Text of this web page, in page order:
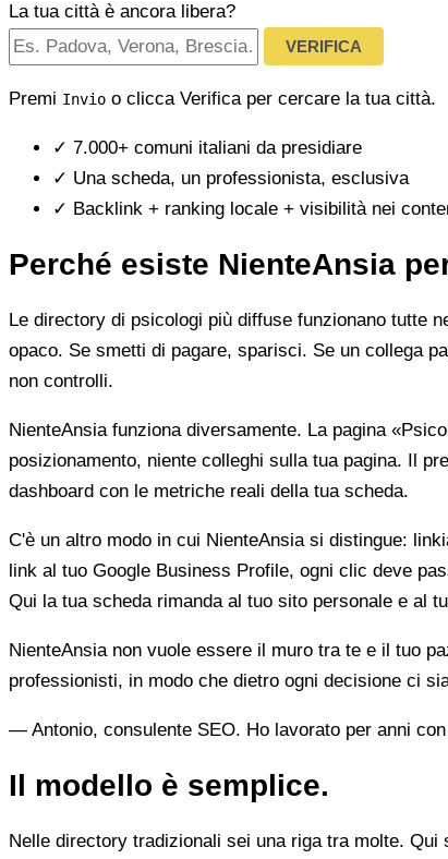
La tua città è ancora libera?
VERIFICA
Premi Invio o clicca Verifica per cercare la tua città.
✓ 7.000+ comuni italiani da presidiare
✓ Una scheda, un professionista, esclusiva
✓ Backlink + ranking locale + visibilità nei
Perché esiste NienteAnsia
Le directory di psicologi più diffuse funzionano tutte
opaco. Se smetti di pagare, sparisci. Se un collega
non controlli.
NienteAnsia funziona diversamente. La pagina
posizionamento, niente colleghi sulla tua pagina. Il
dashboard con le metriche reali della tua scheda.
C'è un altro modo in cui NienteAnsia si distingue:
link al tuo Google Business Profile, ogni clic deve
Qui la tua scheda rimanda al tuo sito personale e al
NienteAnsia non vuole essere il muro tra te e il tuo
professionisti, in modo che dietro ogni decisione ci
— Antonio, consulente SEO. Ho lavorato per anni
Il modello è semplice.
Nelle directory tradizionali sei una riga tra molte. Qui